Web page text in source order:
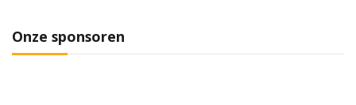
Onze sponsoren